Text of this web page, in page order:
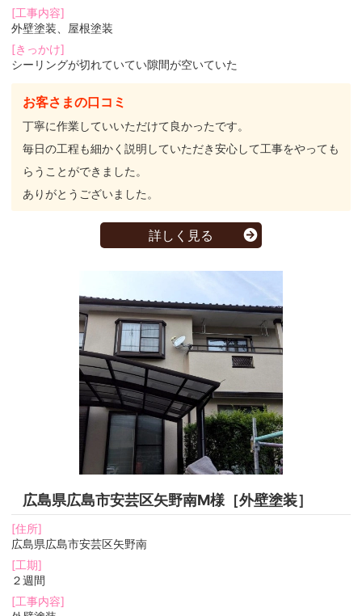
[工事内容]
外壁塗装、屋根塗装
[きっかけ]
シーリングが切れていてい隙間が空いていた
お客さまの口コミ
丁寧に作業していいただけて良かったです。
毎日の工程も細かく説明していただき安心して工事をやっても
らうことができました。
ありがとうございました。
詳しく見る
広島県広島市安芸区矢野南M様［外壁塗装］
[住所]
広島県広島市安芸区矢野南
[工期]
２週間
[工事内容]